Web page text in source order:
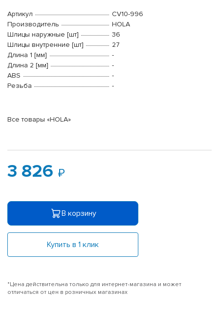
Артикул
CV10-996
Производитель
HOLA
Шлицы наружные [шт]
36
Шлицы внутренние [шт]
27
Длина 1 [мм]
-
Длина 2 [мм]
-
ABS
-
Резьба
-
Все товары «HOLA»
3 826
В корзину
Купить в 1 клик
*Цена действительна только для интернет-магазина и может
отличаться от цен в розничных магазинах